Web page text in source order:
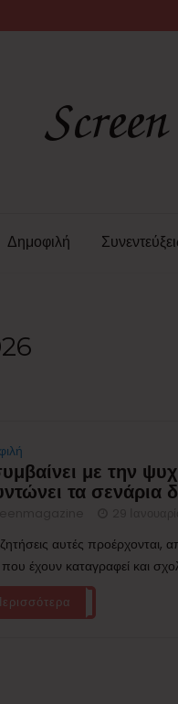
Δημοφιλή
με την
τα σενάρια
αυτές προέρχονται,
που έχουν καταγραφεί και